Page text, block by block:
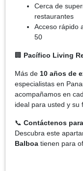
Cerca de
restaurantes
Acceso rápido
50
🏢 Pacífico Living
Más de 10 años de
especialistas en
acompañamos en
ideal para usted y su
📞 Contáctenos
Descubra este
Balboa tienen para